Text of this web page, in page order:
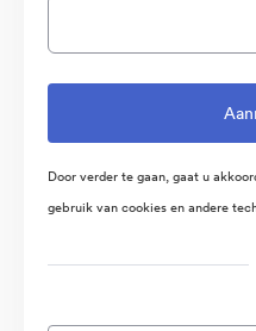
Door verder te gaan, gaat u
gebruik van cookies en andere